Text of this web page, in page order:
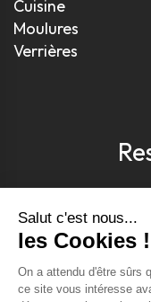
Cuisine
Moulures
Verrières
Pour être toujours
notre newsletter